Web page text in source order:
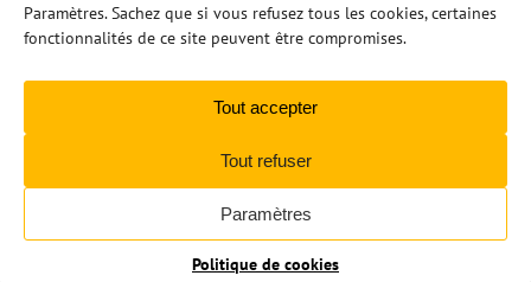
Paramètres. Sachez que si vous refusez tous les cookies, certaines
fonctionnalités de ce site peuvent être compromises.
Tout accepter
Tout refuser
Paramètres
Politique de cookies
Copyright 2022 | All Rights Reserved |CF Mentions Légales sur JHF